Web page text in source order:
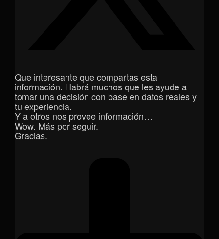
Que interesante que compartas esta
información. Habrá muchos que les ayude a
tomar una decisión con base en datos reales y
tu experiencia.
Y a otros nos provee información…
Wow. Más por seguir.
Gracias.